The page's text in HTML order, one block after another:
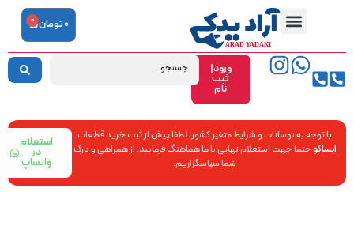
ورود|
ثبت
نام
0تومان 0
با توجه به نوسانات و شرایط متغیر کشور، لطفا پیش از ثبت خرید قطعات
ایساکوحتما جهت استعلام نهایی با ما هماهنگ فرمایید. از همراهی و درک
شما سپاسگزاریم.
استعلام
در
واتساپ